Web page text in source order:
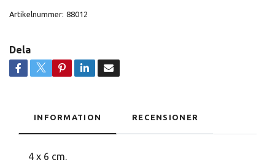
Artikelnummer: 88012
Dela
INFORMATION RECENSIONER
4 x 6 cm.